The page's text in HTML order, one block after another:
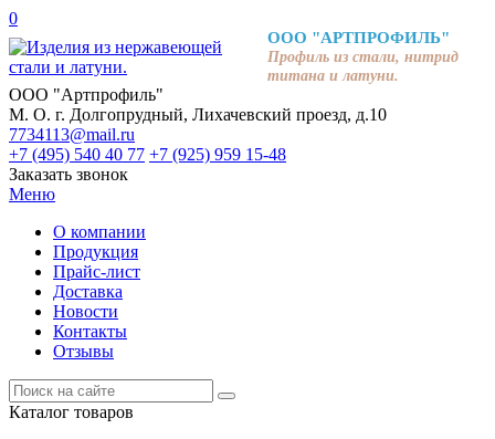
0
ООО "АРТПРОФИЛЬ"
Профиль из стали, нитрид
титана и латуни.
ООО "Артпрофиль"
М. О. г. Долгопрудный, Лихачевский проезд, д.10
7734113@mail.ru
+7 (495) 540 40 77 +7 (925) 959 15-48
Заказать звонок
Меню
О компании
Продукция
Прайс-лист
Доставка
Новости
Контакты
Отзывы
Каталог товаров